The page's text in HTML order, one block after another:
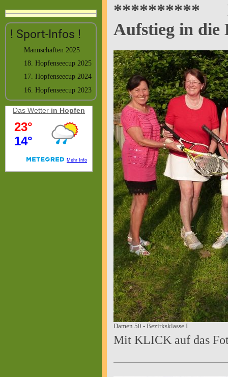
! Sport-Infos !
Mannschaften 2025
18. Hopfenseecup 2025
17. Hopfenseecup 2024
16. Hopfenseecup 2023
Das Wetter in Hopfen
**********
Aufstieg in
Damen 50 - Bezirksklasse I
Mit KLICK auf das